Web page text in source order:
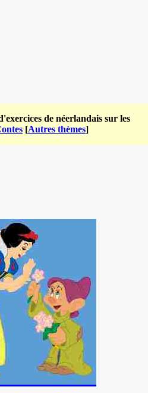
de néerlandais sur les
[Autres thèmes]